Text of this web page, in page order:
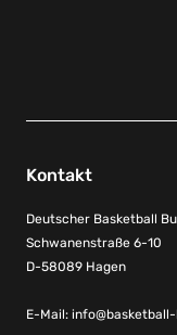
Kontakt
Deutscher Basketball
Schwanenstraße 6-10
D-58089 Hagen
E-Mail: